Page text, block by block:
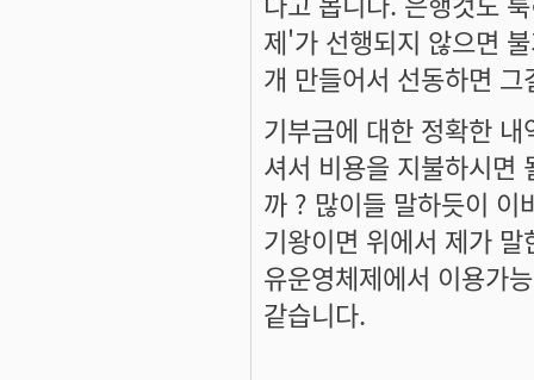
제'가 선행되지 않으면
개 만들어서 선동하면
기부금에 대한 정확한
셔서 비용을 지불하시면
까 ? 많이들 말하듯이 이
기왕이면 위에서 제가
유운영체제에서 이용가
같습니다.